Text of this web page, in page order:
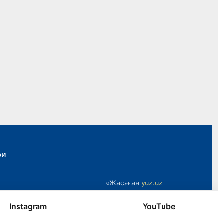
«Жасаған yuz.uz
Instagram YouTube